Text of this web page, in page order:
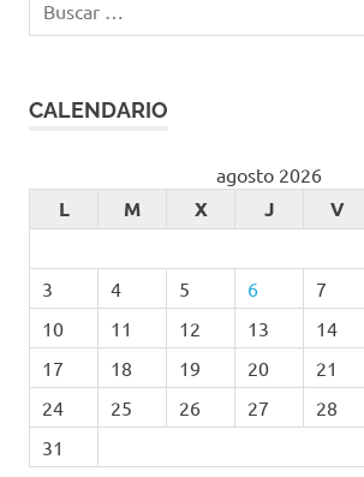
CALENDARIO
agosto 2026
L M X J V
3
4 5 6 7
10
11 12 13 14
17
18 19 20 21
24
25 26 27 28
31